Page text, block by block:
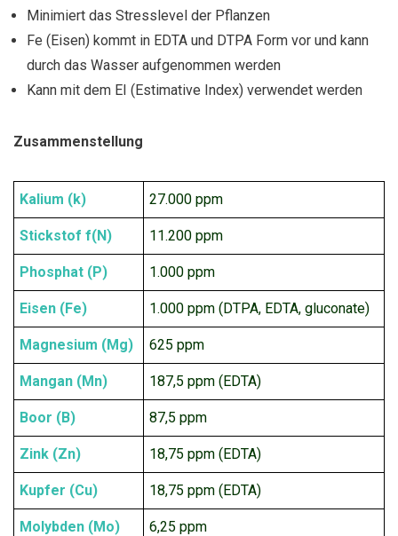
Minimiert das Stresslevel der Pflanzen
Fe (Eisen) kommt in EDTA und DTPA Form vor und kann
durch das Wasser aufgenommen werden
Kann mit dem EI (Estimative Index) verwendet werden
Zusammenstellung
Kalium (k) 27.000 ppm
Stickstof f(N) 11.200 ppm
Phosphat (P) 1.000 ppm
Eisen (Fe) 1.000 ppm (DTPA, EDTA, gluconate)
Magnesium (Mg) 625 ppm
Mangan (Mn) 187,5 ppm (EDTA)
Boor (B) 87,5 ppm
Zink (Zn) 18,75 ppm (EDTA)
Kupfer (Cu) 18,75 ppm (EDTA)
Molybden (Mo) 6,25 ppm